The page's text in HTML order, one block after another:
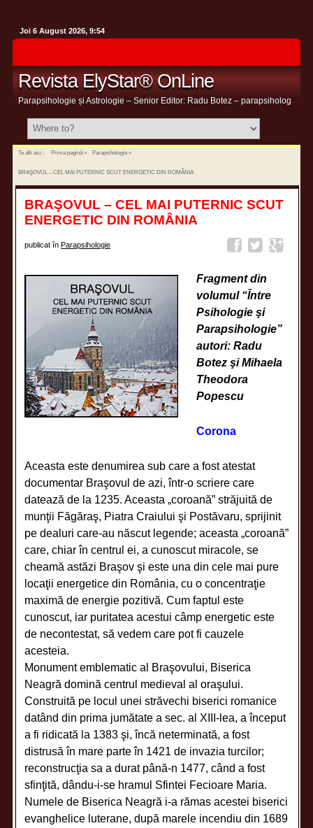
Joi 6 August 2026, 9:54
Revista ElyStar® OnLine
Parapsihologie și Astrologie – Senior Editor: Radu Botez – parapsiholog
Te afli aici : Prima pagină» Parapsihologie»
BRAŞOVUL – CEL MAI PUTERNIC SCUT ENERGETIC DIN ROMÂNIA
BRAŞOVUL – CEL MAI PUTERNIC SCUT
ENERGETIC DIN ROMÂNIA
publicat înParapsihologie
Fragment din
volumul “Între
Psihologie şi
Parapsihologie”
autori: Radu
Botez şi Mihaela
Theodora
Popescu
Corona
Aceasta este denumirea sub care a fost atestat
documentar Braşovul de azi, într-o scriere care
datează de la 1235. Aceasta „coroană” străjuită de
munţii Făgăraş, Piatra Craiului şi Postăvaru, sprijinit
pe dealuri care-au născut legende; aceasta „coroană”
care, chiar în centrul ei, a cunoscut miracole, se
cheamă astăzi Braşov şi este una din cele mai pure
locaţii energetice din România, cu o concentraţie
maximă de energie pozitivă. Cum faptul este
cunoscut, iar puritatea acestui câmp energetic este
de necontestat, să vedem care pot fi cauzele
acesteia.
Monument emblematic al Braşovului, Biserica
Neagră domină centrul medieval al oraşului.
Construită pe locul unei străvechi biserici romanice
datând din prima jumătate a sec. al XIII-lea, a început
a fi ridicată la 1383 şi, încă neterminată, a fost
distrusă în mare parte în 1421 de invazia turcilor;
reconstrucţia sa a durat până-n 1477, când a fost
sfinţită, dându-i-se hramul Sfintei Fecioare Maria.
Numele de Biserica Neagră i-a rămas acestei biserici
evanghelice luterane, după marele incendiu din 1689